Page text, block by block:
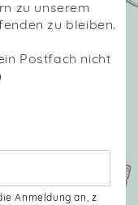
zu unserem
zu bleiben.
Postfach nicht
Anmeldung an, z.